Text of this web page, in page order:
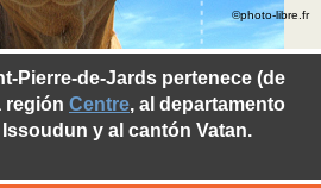
Pierre-de-Jards pertenece (de
región Centre, al departamento
y al cantón Vatan.
©photo-libre.fr